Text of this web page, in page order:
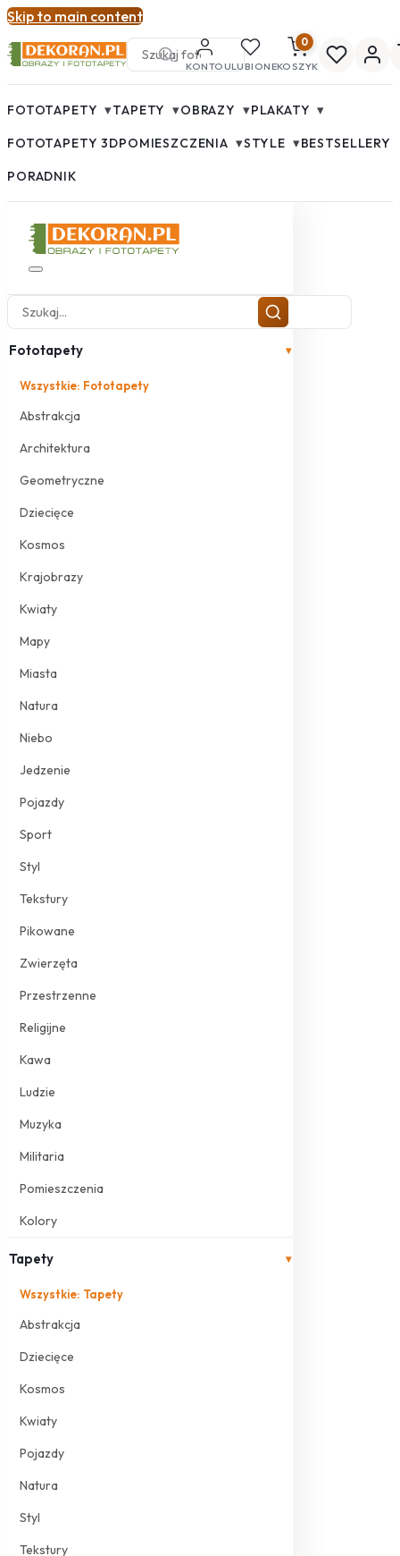
Skip to main content
KONTOULUBIONE
0
KOSZYK
FOTOTAPETY ▾TAPETY ▾OBRAZY ▾PLAKATY ▾
FOTOTAPETY 3DPOMIESZCZENIA ▾STYLE ▾BESTSELLERY
PORADNIK
Fototapety ▾
Wszystkie: Fototapety
Abstrakcja
Architektura
Geometryczne
Dziecięce
Kosmos
Krajobrazy
Kwiaty
Mapy
Miasta
Natura
Niebo
Jedzenie
Pojazdy
Sport
Styl
Tekstury
Pikowane
Zwierzęta
Przestrzenne
Religijne
Kawa
Ludzie
Muzyka
Militaria
Pomieszczenia
Kolory
Tapety ▾
Wszystkie: Tapety
Abstrakcja
Dziecięce
Kosmos
Kwiaty
Pojazdy
Natura
Styl
Tekstury